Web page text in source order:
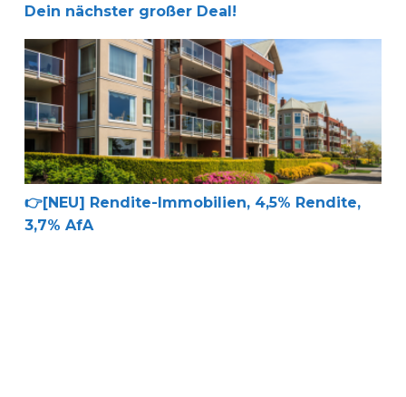
Dein nächster großer Deal!
👉[NEU] Rendite-Immobilien, 4,5% Rendite, 3,7% AfA
👉[NEU] Rendite-Immobilien, 4,5% Rendite,
3,7% AfA